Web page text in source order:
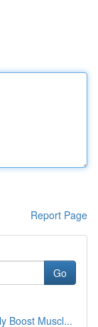
Report Page
Go
Boost Muscl...